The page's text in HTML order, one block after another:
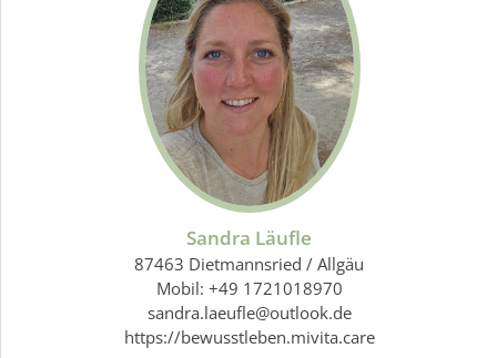
Sandra Läufle
87463 Dietmannsried / Allgäu
Mobil: +49 1721018970
sandra.laeufle@outlook.de
https://bewusstleben.mivita.care